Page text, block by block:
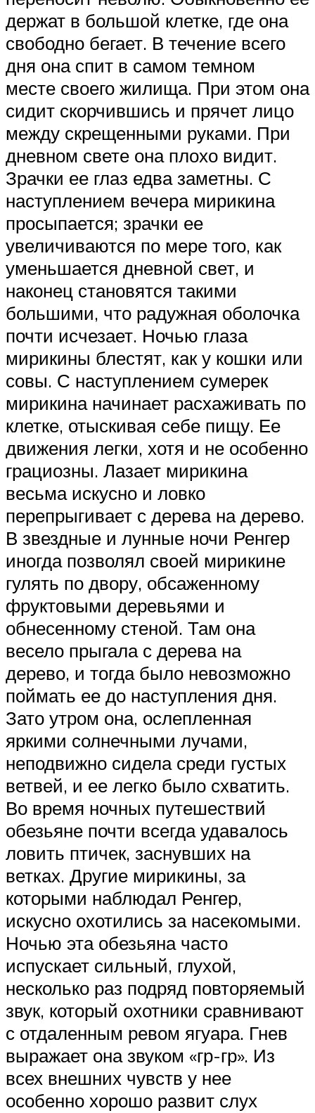
держат в большой клетке, где она
свободно бегает. В течение всего
дня она спит в самом темном
месте своего жилища. При этом она
сидит скорчившись и прячет лицо
между скрещенными руками. При
дневном свете она плохо видит.
Зрачки ее глаз едва заметны. С
наступлением вечера мирикина
просыпается; зрачки ее
увеличиваются по мере того, как
уменьшается дневной свет, и
наконец становятся такими
большими, что радужная оболочка
почти исчезает. Ночью глаза
мирикины блестят, как у кошки или
совы. С наступлением сумерек
мирикина начинает расхаживать по
клетке, отыскивая себе пищу. Ее
движения легки, хотя и не особенно
грациозны. Лазает мирикина
весьма искусно и ловко
перепрыгивает с дерева на дерево.
В звездные и лунные ночи Ренгер
иногда позволял своей мирикине
гулять по двору, обсаженному
фруктовыми деревьями и
обнесенному стеной. Там она
весело прыгала с дерева на
дерево, и тогда было невозможно
поймать ее до наступления дня.
Зато утром она, ослепленная
яркими солнечными лучами,
неподвижно сидела среди густых
ветвей, и ее легко было схватить.
Во время ночных путешествий
обезьяне почти всегда удавалось
ловить птичек, заснувших на
ветках. Другие мирикины, за
которыми наблюдал Ренгер,
искусно охотились за насекомыми.
Ночью эта обезьяна часто
испускает сильный, глухой,
несколько раз подряд повторяемый
звук, который охотники сравнивают
с отдаленным ревом ягуара. Гнев
выражает она звуком «гр-гр». Из
всех внешних чувств у нее
особенно хорошо развит слух